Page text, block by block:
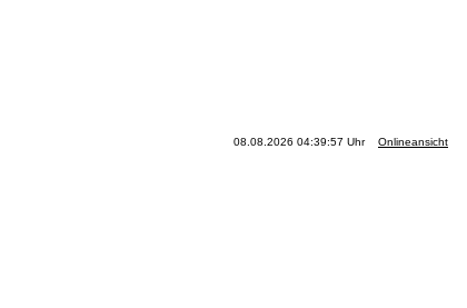
08.08.2026 04:39:57 Uhr Onlineansicht